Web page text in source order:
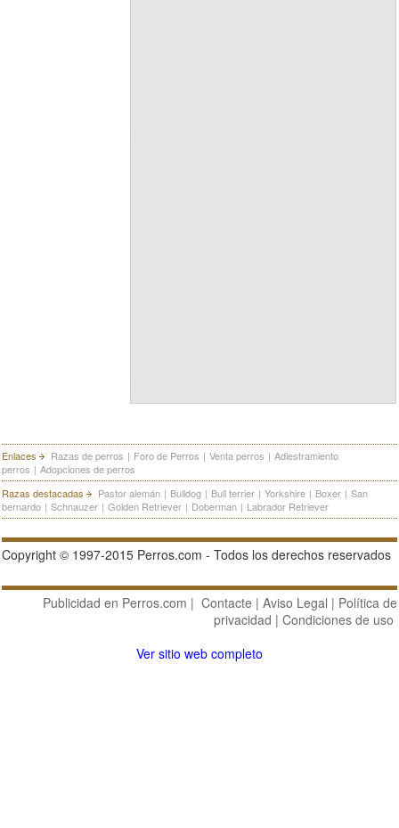
Enlaces Razas de perros | Foro de Perros | Venta perros | Adiestramiento
perros | Adopciones de perros
Razas destacadas
Pastor alemán | Bulldog | Bull terrier | Yorkshire | Boxer | San
bernardo | Schnauzer | Golden Retriever | Doberman | Labrador Retriever
Copyright © 1997-2015 Perros.com - Todos los derechos reservados
Publicidad en Perros.com | Contacte | Aviso Legal | Política de
privacidad | Condiciones de uso
Ver sitio web completo